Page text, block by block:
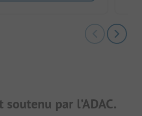
soutenu par l’ADAC.